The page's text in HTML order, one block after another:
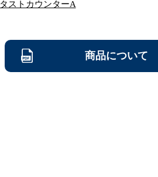
タストカウンターA
商品について